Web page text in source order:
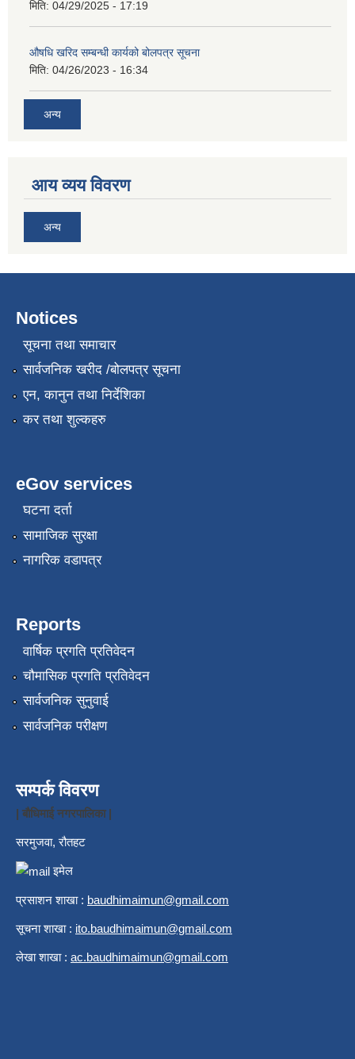
मिति: 04/29/2025 - 17:19
औषधि खरिद सम्बन्धी कार्यको बोलपत्र सूचना
मिति: 04/26/2023 - 16:34
अन्य
आय व्यय विवरण
अन्य
Notices
सूचना तथा समाचार
सार्वजनिक खरीद /बोलपत्र सूचना
एन, कानुन तथा निर्देशिका
कर तथा शुल्कहरु
eGov services
घटना दर्ता
सामाजिक सुरक्षा
नागरिक वडापत्र
Reports
वार्षिक प्रगति प्रतिवेदन
चौमासिक प्रगति प्रतिवेदन
सार्वजनिक सुनुवाई
सार्वजनिक परीक्षण
सम्पर्क विवरण
| बौधिमाई नगरपालिका |
सरमुजवा, रौतहट
इमेल
प्रसाशन शाखा : baudhimaimun@gmail.com
सूचना शाखा : ito.baudhimaimun@gmail.com
लेखा शाखा : ac.baudhimaimun@gmail.com